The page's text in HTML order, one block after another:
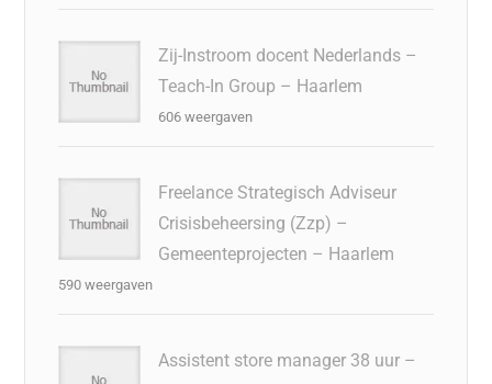
Zij-Instroom docent Nederlands –
Teach-In Group – Haarlem
606 weergaven
Freelance Strategisch Adviseur
Crisisbeheersing (Zzp) –
Gemeenteprojecten – Haarlem
590 weergaven
Assistent store manager 38 uur –